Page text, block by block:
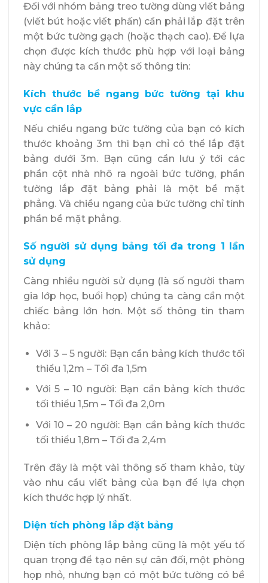
Đối với nhóm bảng treo tường dùng viết bảng
(viết bút hoặc viết phấn) cần phải lắp đặt trên
một bức tường gạch (hoặc thạch cao). Để lựa
chọn được kích thước phù hợp với loại bảng
này chúng ta cần một số thông tin:
Kích thước bề ngang bức tường tại khu
vực cần lắp
Nếu chiều ngang bức tường của bạn có kích
thước khoảng 3m thì bạn chỉ có thể lắp đặt
bảng dưới 3m. Bạn cũng cần lưu ý tới các
phần cột nhà nhô ra ngoài bức tường, phần
tường lắp đặt bảng phải là một bề mặt
phẳng. Và chiều ngang của bức tường chỉ tính
phần bề mặt phẳng.
Số người sử dụng bảng tối đa trong 1 lần
sử dụng
Càng nhiều người sử dụng (là số người tham
gia lớp học, buổi họp) chúng ta càng cần một
chiếc bảng lớn hơn. Một số thông tin tham
khảo:
Với 3 – 5 người: Bạn cần bảng kích thước tối
thiểu 1,2m – Tối đa 1,5m
Với 5 – 10 người: Bạn cần bảng kích thước
tối thiểu 1,5m – Tối đa 2,0m
Với 10 – 20 người: Bạn cần bảng kích thước
tối thiểu 1,8m – Tối đa 2,4m
Trên đây là một vài thông số tham khảo, tùy
vào nhu cầu viết bảng của bạn để lựa chọn
kích thước hợp lý nhất.
Diện tích phòng lắp đặt bảng
Diện tích phòng lắp bảng cũng là một yếu tố
quan trọng để tạo nên sự cân đối, một phòng
họp nhỏ, nhưng bạn có một bức tường có bề